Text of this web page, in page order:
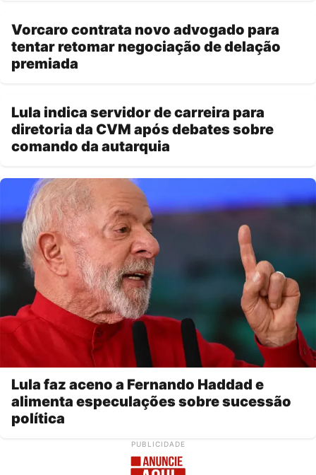
Vorcaro contrata novo advogado para
tentar retomar negociação de delação
premiada
Lula indica servidor de carreira para
diretoria da CVM após debates sobre
comando da autarquia
Lula faz aceno a Fernando Haddad e
alimenta especulações sobre sucessão
política
PUBLICIDADE